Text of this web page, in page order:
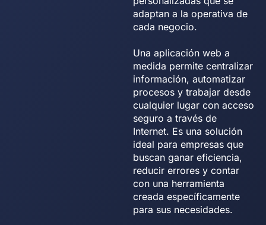
adaptan a la operativa de
cada negocio.
Una aplicación web a
medida permite centralizar
información, automatizar
procesos y trabajar desde
cualquier lugar con acceso
seguro a través de
Internet. Es una solución
ideal para empresas que
buscan ganar eficiencia,
reducir errores y contar
con una herramienta
creada específicamente
para sus necesidades.